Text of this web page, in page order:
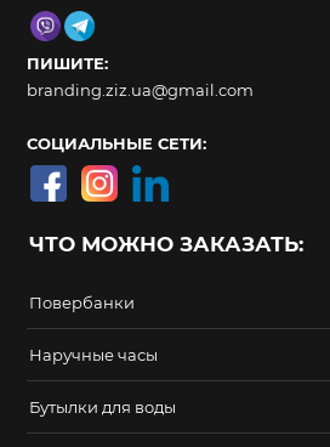
ПИШИТЕ:
branding.ziz.ua@gmail.com
СОЦИАЛЬНЫЕ СЕТИ:
ЧТО МОЖНО ЗАКАЗАТЬ:
Повербанки
Наручные часы
Бутылки для воды